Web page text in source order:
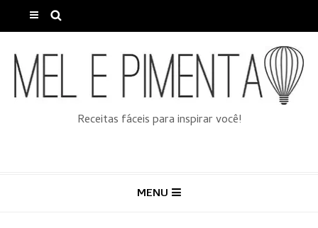
Receitas fáceis para inspirar você!
MENU